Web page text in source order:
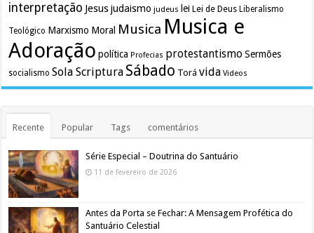
interpretação Jesusjudaismo judeus lei Lei de Deus Liberalismo
Teológico Marxismo Moral Musica Musica e
Adoração política Profecias protestantismo Sermões
socialismo Sola Scriptura Sábado Torá vida Videos
Recente Popular Tags comentários
Série Especial – Doutrina do Santuário
11 de fevereiro de 2026
Antes da Porta se Fechar: A Mensagem Profética do
Santuário Celestial